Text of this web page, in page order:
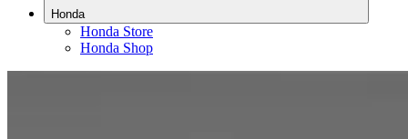
Honda
Honda Store
Honda Shop